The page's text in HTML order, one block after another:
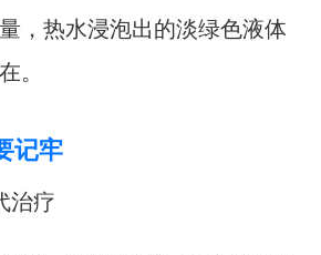
，热水浸泡出的淡绿色液体
。
记牢
治疗